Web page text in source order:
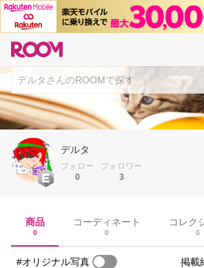
デルタ
フォロー
0
フォロワー
3
商品
0
コーディネート
0
コレク
0
#オリジナル写真 掲載